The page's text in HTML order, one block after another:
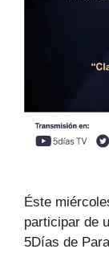
Éste
participar de
5Días de